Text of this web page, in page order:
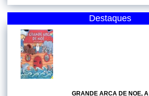
Destaques
GRANDE ARCA DE NOE, A